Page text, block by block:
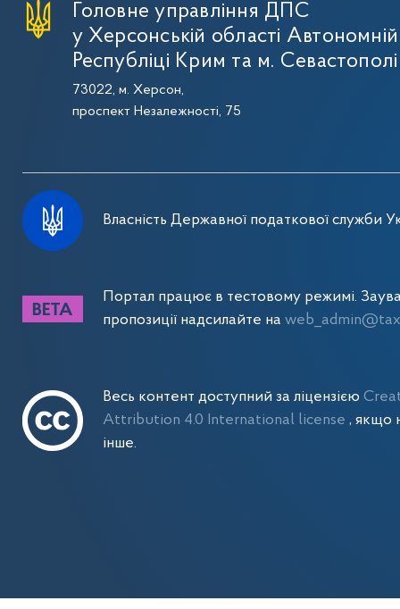
Головне управління ДПС
у Херсонській області Автономній
Республіці Крим та м. Севастополі
73022, м. Херсон,
проспект Незалежності, 75
Власність Державної податкової служби
Портал працює в тестовому режимі.
пропозиції надсилайте на
Весь контент доступний за ліцензією
Attribution 4.0 International license , якщо
інше.